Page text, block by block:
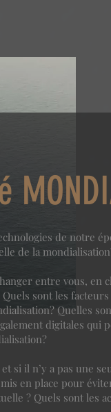
de notre
de la
entre vous, en
sont les
Quelles
digitales
si il n’y a pas une
en place pour
? Quels sont les